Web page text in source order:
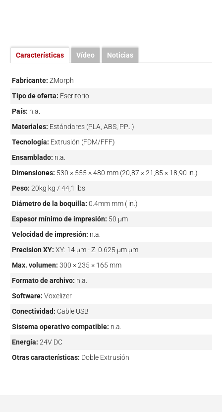
Características Vídeo Noticias
Fabricante: ZMorph
Tipo de oferta: Escritorio
País: n.a.
Materiales: Estándares (PLA, ABS, PP...)
Tecnología: Extrusión (FDM/FFF)
Ensamblado: n.a.
Dimensiones: 530 × 555 × 480 mm (20,87 × 21,85 × 18,90 in.)
Peso: 20kg kg / 44,1 lbs
Diámetro de la boquilla: 0.4mm mm ( in.)
Espesor mínimo de impresión: 50 µm
Velocidad de impresión: n.a.
Precision XY: XY: 14 μm - Z: 0.625 μm µm
Max. volumen: 300 × 235 × 165 mm
Formato de archivo: n.a.
Software: Voxelizer
Conectividad: Cable USB
Sistema operativo compatible: n.a.
Energía: 24V DC
Otras características: Doble Extrusión